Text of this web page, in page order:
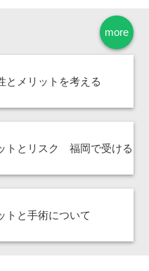
more
とメリットを考える
トとリスク 福岡で受ける
トと手術について